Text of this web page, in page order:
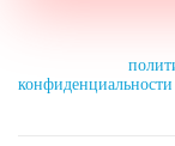
конфиденциальности